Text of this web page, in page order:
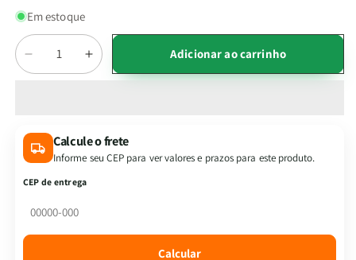
Em estoque
Quantidade
Diminuir
a
Crescimento
com
Propósito
Tempo
Aumentar
a
Crescimento
com
Adicionar ao carrinho
Calcule o frete
Informe seu CEP para ver valores e prazos para este produto.
CEP de entrega
Calcular